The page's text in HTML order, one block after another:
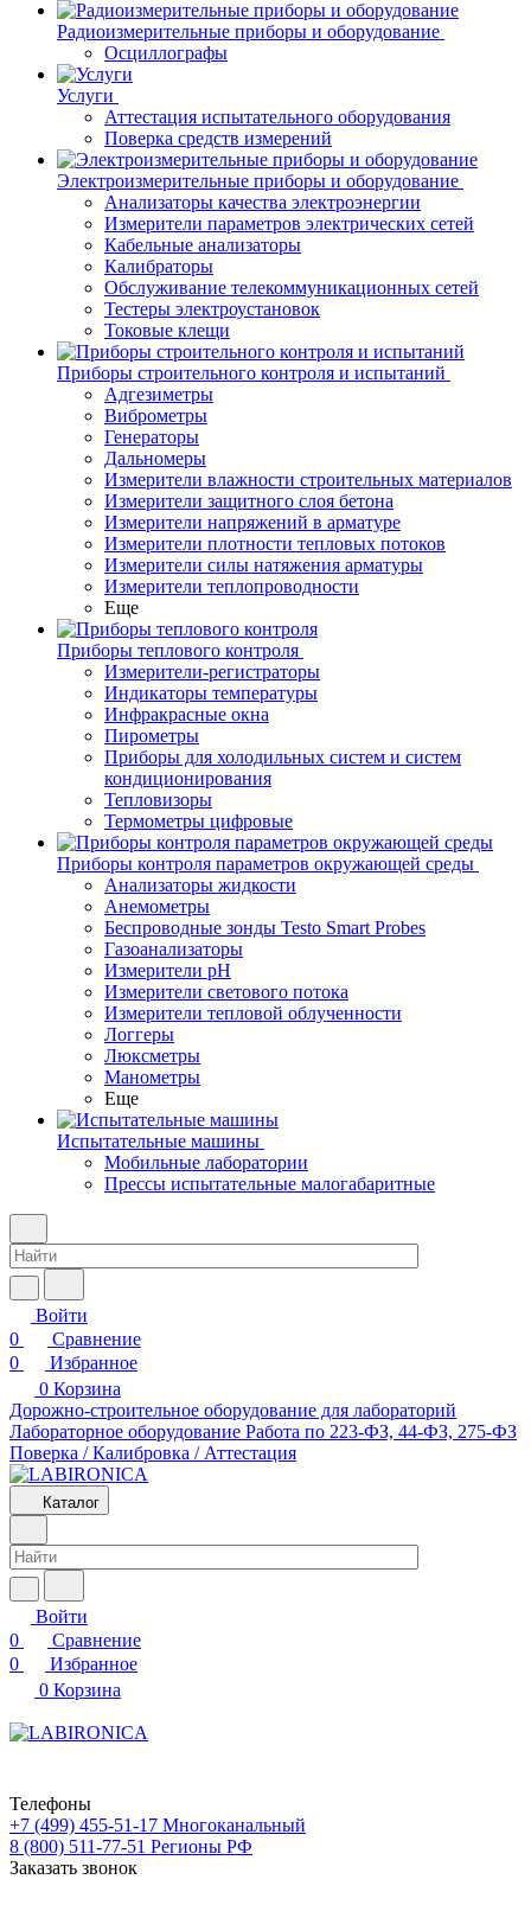
Радиоизмерительные приборы и оборудование
Осциллографы
Услуги
Аттестация испытательного оборудования
Поверка средств измерений
Электроизмерительные приборы и оборудование
Анализаторы качества электроэнергии
Измерители параметров электрических сетей
Кабельные анализаторы
Калибраторы
Обслуживание телекоммуникационных сетей
Тестеры электроустановок
Токовые клещи
Приборы строительного контроля и испытаний
Адгезиметры
Виброметры
Генераторы
Дальномеры
Измерители влажности строительных материалов
Измерители защитного слоя бетона
Измерители напряжений в арматуре
Измерители плотности тепловых потоков
Измерители силы натяжения арматуры
Измерители теплопроводности
Еще
Приборы теплового контроля
Измерители-регистраторы
Индикаторы температуры
Инфракрасные окна
Пирометры
Приборы для холодильных систем и систем
кондиционирования
Тепловизоры
Термометры цифровые
Приборы контроля параметров окружающей среды
Анализаторы жидкости
Анемометры
Беспроводные зонды Testo Smart Probes
Газоанализаторы
Измерители pH
Измерители светового потока
Измерители тепловой облученности
Логгеры
Люксметры
Манометры
Еще
Испытательные машины
Мобильные лаборатории
Прессы испытательные малогабаритные
Войти
0
Сравнение
0
Избранное
0 Корзина
Дорожно-строительное оборудование для лабораторий
Лабораторное оборудование Работа по 223-ФЗ, 44-ФЗ, 275-ФЗ
Поверка / Калибровка / Аттестация
Каталог
Войти
0
Сравнение
0
Избранное
0 Корзина
Телефоны
+7 (499) 455-51-17 Многоканальный
8 (800) 511-77-51 Регионы РФ
Заказать звонок